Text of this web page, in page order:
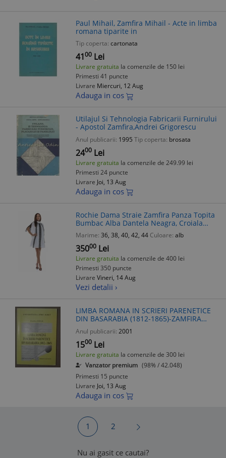
Paul Mihail, Zamfira Mihail - Acte in limba
romana tiparite in
Tip coperta: cartonata
4100 Lei
Livrare gratuita la comenzile de 150 lei
Primesti 41 puncte
Livrare Miercuri, 12 Aug
Adauga in cos
Utilajul Si Tehnologia Fabricarii Furnirului
- Apostol Zamfira,Andrei Grigorescu
Anul publicarii: 1995 Tip coperta: brosata
2400 Lei
Livrare gratuita la comenzile de 249.99 lei
Primesti 24 puncte
Livrare Joi, 13 Aug
Adauga in cos
Rochie Dama Straie Zamfira Panza Topita
Bumbac Alba Dantela Neagra, Croiala
Evazata, Buzunare, Fabricata in Romania
Marime: 36, 38, 40, 42, 44 Culoare: alb
35000 Lei
Livrare gratuita la comenzile de 400 lei
Primesti 350 puncte
Livrare Vineri, 14 Aug
Vezi detalii ›
LIMBA ROMANA IN SCRIERI PARENETICE
DIN BASARABIA (1812-1865)-ZAMFIRA
MIHAIL BUCURESTI 2001
Anul publicarii: 2001
1500 Lei
Livrare gratuita la comenzile de 300 lei
Vanzator premium (98% / 42.048)
Primesti 15 puncte
Livrare Joi, 13 Aug
Adauga in cos
1 2
Nu ai gasit ce cautai?